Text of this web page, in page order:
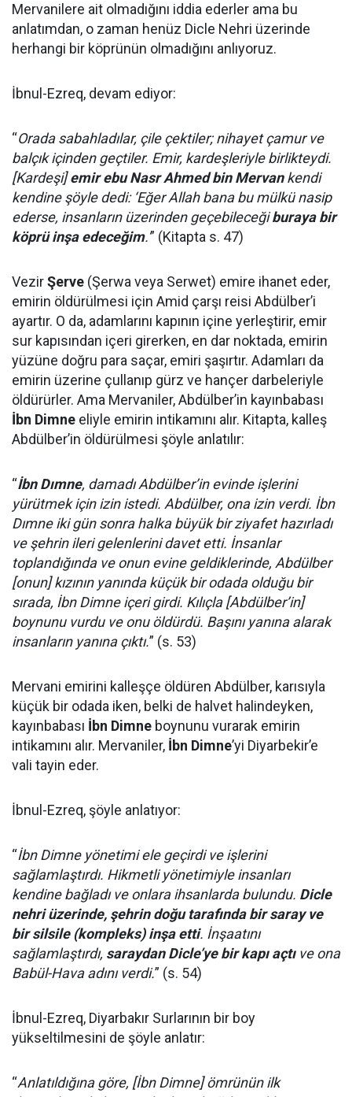
Mervanilere ait olmadığını iddia ederler ama bu
anlatımdan, o zaman henüz Dicle Nehri üzerinde
herhangi bir köprünün olmadığını anlıyoruz.
İbnul-Ezreq, devam ediyor:
“Orada sabahladılar, çile çektiler; nihayet çamur ve
balçık içinden geçtiler. Emir, kardeşleriyle birlikteydi.
[Kardeşi]emir ebu Nasr Ahmed bin Mervankendi
kendine şöyle dedi: ‘Eğer Allah bana bu mülkü nasip
ederse, insanların üzerinden geçebileceğiburaya bir
köprü inşa edeceğim.'” (Kitapta s. 47)
VezirŞerve (Şerwa veya Serwet) emire ihanet eder,
emirin öldürülmesi için Amid çarşı reisi Abdülber’i
ayartır. O da, adamlarını kapının içine yerleştirir, emir
sur kapısından içeri girerken, en dar noktada, emirin
yüzüne doğru para saçar, emiri şaşırtır. Adamları da
emirin üzerine çullanıp gürz ve hançer darbeleriyle
öldürürler. Ama Mervaniler, Abdülber’in kayınbabası
İbn Dimne eliyle emirin intikamını alır. Kitapta, kalleş
Abdülber’in öldürülmesi şöyle anlatılır:
“İbn Dımne, damadı Abdülber’in evinde işlerini
yürütmek için izin istedi. Abdülber, ona izin verdi. İbn
Dımne iki gün sonra halka büyük bir ziyafet hazırladı
ve şehrin ileri gelenlerini davet etti. İnsanlar
toplandığında ve onun evine geldiklerinde, Abdülber
[onun] kızının yanında küçük bir odada olduğu bir
sırada, İbn Dimne içeri girdi. Kılıçla [Abdülber’in]
boynunu vurdu ve onu öldürdü. Başını yanına alarak
insanların yanına çıktı.” (s. 53)
Mervani emirini kalleşçe öldüren Abdülber, karısıyla
küçük bir odada iken, belki de halvet halindeyken,
kayınbabası İbn Dimne boynunu vurarak emirin
intikamını alır. Mervaniler, İbn Dimne’yi Diyarbekir’e
vali tayin eder.
İbnul-Ezreq, şöyle anlatıyor:
“İbn Dimne yönetimi ele geçirdi ve işlerini
sağlamlaştırdı. Hikmetli yönetimiyle insanları
kendine bağladı ve onlara ihsanlarda bulundu. Dicle
nehri üzerinde, şehrin doğu tarafında bir saray ve
bir silsile (kompleks) inşa etti. İnşaatını
sağlamlaştırdı, saraydan Dicle’ye bir kapı açtıve ona
Babül-Hava adını verdi.” (s. 54)
İbnul-Ezreq, Diyarbakır Surlarının bir boy
yükseltilmesini de şöyle anlatır:
“Anlatıldığına göre, [İbn Dimne] ömrünün ilk